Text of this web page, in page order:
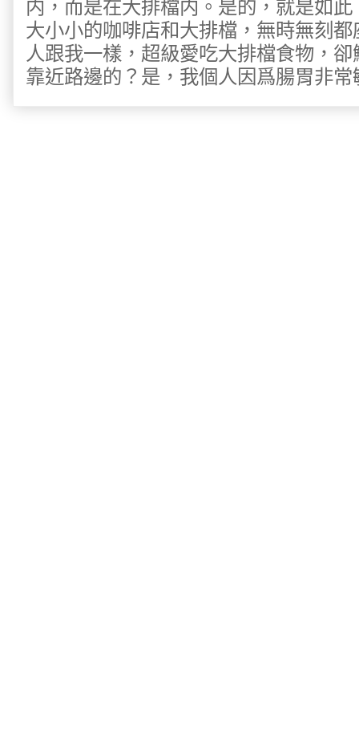
内，而是在大排檔内。是的，就是如
大小小的咖啡店和大排檔，無時無刻
人跟我一樣，超級愛吃大排檔食物，
靠近路邊的？是，我個人因爲腸胃非